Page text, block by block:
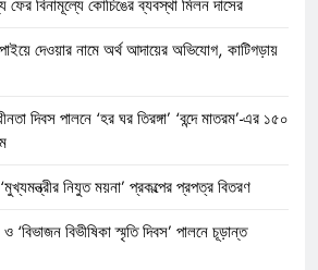
ফের বিনামূল্যে কোচিঙের ব্যবস্থা মিলন দাসের
দেওয়ার নামে অর্থ আদায়ের অভিযোগ, কাটিগড়ায়
দিবস পালনে ‘হর ঘর তিরঙ্গা’ ‘বন্দে মাতরম’-এর ১৫০
নিযুত ময়না’ প্রকল্পের প্রপত্র বিতরণ
ও ‘বিভাজন বিভীষিকা স্মৃতি দিবস’ পালনে চূড়ান্ত